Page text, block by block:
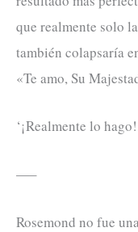
que realmente solo
también colapsaría
«Te amo, Su
‘¡Realmente lo
—–
Rosemond no fue